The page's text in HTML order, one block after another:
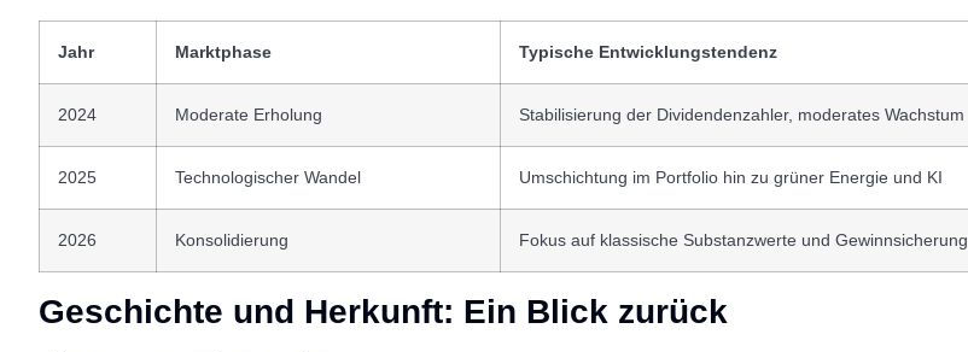
Jahr Marktphase Typische Entwicklungstendenz
2024 Moderate Erholung Stabilisierung der Dividendenzahler, moderates Wachstum
2025 Technologischer Wandel Umschichtung im Portfolio hin zu grüner Energie und KI
2026 Konsolidierung Fokus auf klassische Substanzwerte und Gewinnsicherung
Geschichte und Herkunft: Ein Blick zurück